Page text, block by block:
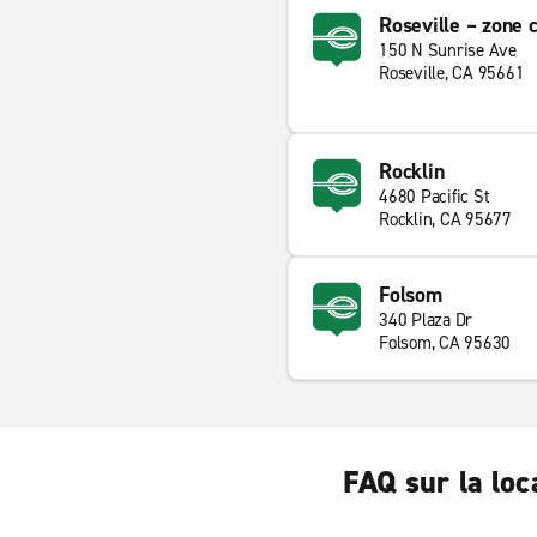
Roseville – zone
150 N Sunrise Ave
Roseville, CA 95661
Rocklin
4680 Pacific St
Rocklin, CA 95677
Folsom
340 Plaza Dr
Folsom, CA 95630
FAQ sur la